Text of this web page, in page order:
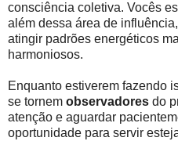
consciência coletiva. Vocês
além dessa área de
atingir padrões energéticos
harmoniosos.
Enquanto estiverem fazendo
se tornem observadores do
atenção e aguardar
oportunidade para servir